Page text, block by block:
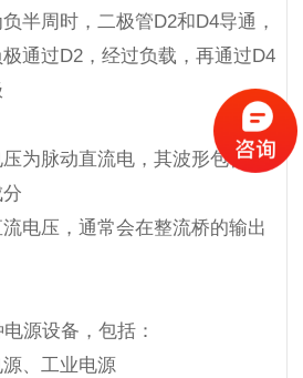
半周时，二极管D2和D4导通，
通过D2，经过负载，再通过D4
为脉动直流电，其波形包含直
电压，通常会在整流桥的输出
源设备，包括：
、工业电源